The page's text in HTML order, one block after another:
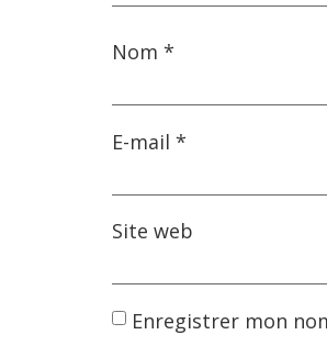
Nom *
E-mail *
Site web
Enregistrer mon